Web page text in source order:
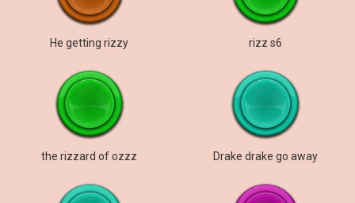
He getting rizzy rizz s6
the rizzard of ozzz Drake drake go away